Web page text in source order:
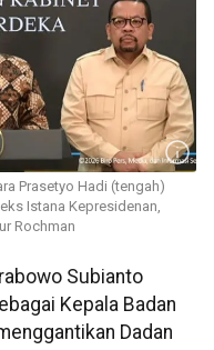
Prasetyo Hadi (tengah)
Istana Kepresidenan,
Rochman
Subianto
Kepala Badan
Dadan